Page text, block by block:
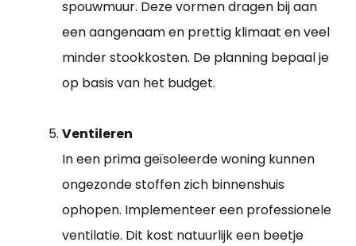
spouwmuur. Deze vormen dragen bij aan
een aangenaam en prettig klimaat en veel
minder stookkosten. De planning bepaal je
op basis van het budget.
Ventileren
In een prima geïsoleerde woning kunnen
ongezonde stoffen zich binnenshuis
ophopen. Implementeer een professionele
ventilatie. Dit kost natuurlijk een beetje